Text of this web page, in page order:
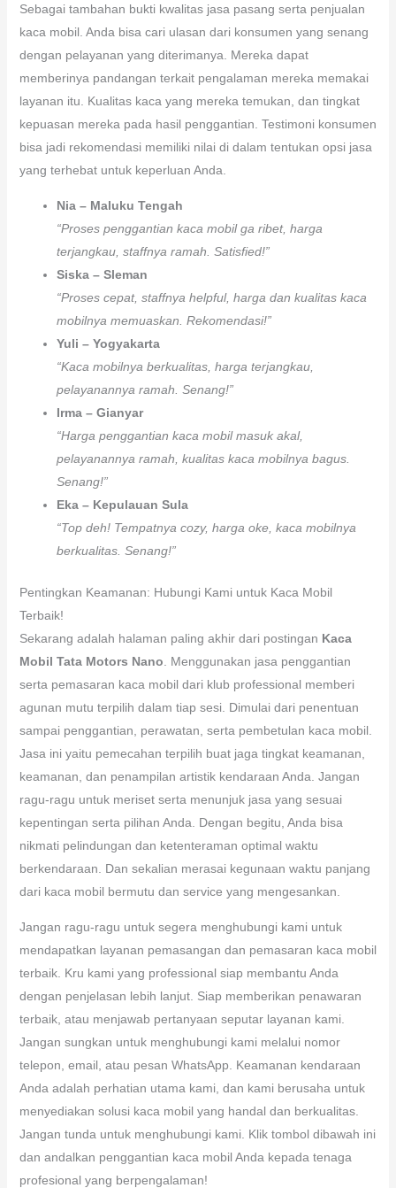
Sebagai tambahan bukti kwalitas jasa pasang serta penjualan
kaca mobil. Anda bisa cari ulasan dari konsumen yang senang
dengan pelayanan yang diterimanya. Mereka dapat
memberinya pandangan terkait pengalaman mereka memakai
layanan itu. Kualitas kaca yang mereka temukan, dan tingkat
kepuasan mereka pada hasil penggantian. Testimoni konsumen
bisa jadi rekomendasi memiliki nilai di dalam tentukan opsi jasa
yang terhebat untuk keperluan Anda.
Nia – Maluku Tengah
“Proses penggantian kaca mobil ga ribet, harga
terjangkau, staffnya ramah. Satisfied!”
Siska – Sleman
“Proses cepat, staffnya helpful, harga dan kualitas kaca
mobilnya memuaskan. Rekomendasi!”
Yuli – Yogyakarta
“Kaca mobilnya berkualitas, harga terjangkau,
pelayanannya ramah. Senang!”
Irma – Gianyar
“Harga penggantian kaca mobil masuk akal,
pelayanannya ramah, kualitas kaca mobilnya bagus.
Senang!”
Eka – Kepulauan Sula
“Top deh! Tempatnya cozy, harga oke, kaca mobilnya
berkualitas. Senang!”
Pentingkan Keamanan: Hubungi Kami untuk Kaca Mobil
Terbaik!
Sekarang adalah halaman paling akhir dari postingan Kaca
Mobil Tata Motors Nano . Menggunakan jasa penggantian
serta pemasaran kaca mobil dari klub professional memberi
agunan mutu terpilih dalam tiap sesi. Dimulai dari penentuan
sampai penggantian, perawatan, serta pembetulan kaca mobil.
Jasa ini yaitu pemecahan terpilih buat jaga tingkat keamanan,
keamanan, dan penampilan artistik kendaraan Anda. Jangan
ragu-ragu untuk meriset serta menunjuk jasa yang sesuai
kepentingan serta pilihan Anda. Dengan begitu, Anda bisa
nikmati pelindungan dan ketenteraman optimal waktu
berkendaraan. Dan sekalian merasai kegunaan waktu panjang
dari kaca mobil bermutu dan service yang mengesankan.
Jangan ragu-ragu untuk segera menghubungi kami untuk
mendapatkan layanan pemasangan dan pemasaran kaca mobil
terbaik. Kru kami yang professional siap membantu Anda
dengan penjelasan lebih lanjut. Siap memberikan penawaran
terbaik, atau menjawab pertanyaan seputar layanan kami.
Jangan sungkan untuk menghubungi kami melalui nomor
telepon, email, atau pesan WhatsApp. Keamanan kendaraan
Anda adalah perhatian utama kami, dan kami berusaha untuk
menyediakan solusi kaca mobil yang handal dan berkualitas.
Jangan tunda untuk menghubungi kami. Klik tombol dibawah ini
dan andalkan penggantian kaca mobil Anda kepada tenaga
profesional yang berpengalaman!